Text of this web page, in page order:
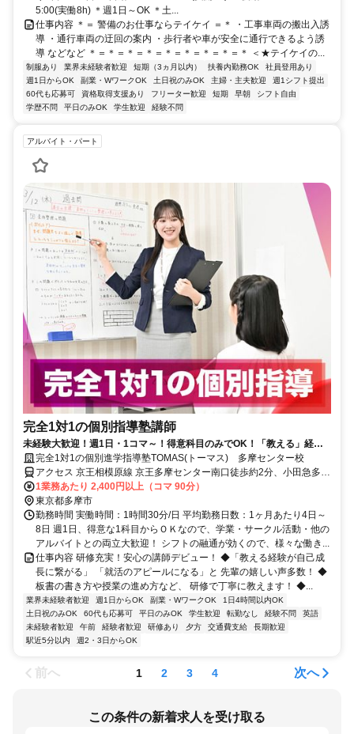
5:00(実働8h) ＊週1日～OK ＊土...
仕事内容 ＊＝ 警備のお仕事ならテイケイ ＝＊ ・工事車両の搬出入誘
導 ・通行車両の迂回の案内 ・歩行者や車が安全に通行できるよう誘
導 などなど ＊＝＊＝＊＝＊＝＊＝＊＝＊＝＊＝＊ ＜★テイケイの...
制服あり 業界未経験者歓迎 短期（3ヵ月以内） 扶養内勤務OK
社員登用あり
週1日からOK
副業・WワークOK 土日祝のみOK 主婦・主夫歓迎
週1シフト提出
60代も応募可
資格取得支援あり フリーター歓迎 短期 早朝
シフト自由
学歴不問
平日のみOK 学生歓迎 経験不問
アルバイト・パート
完全1対1の個別指導塾講師
未経験大歓迎！週1日・1コマ～！得意科目のみでOK！「教える」経験
が就活にも役立つと大好評！
完全1対1の個別進学指導塾TOMAS(トーマス) 多摩センター校
アクセス 京王相模原線 京王多摩センター南口徒歩約2分、小田急多摩
線/小田急小田原線 小田急多摩センター南口徒歩約2分、多摩都市モノ
レール線 多摩センター出口2徒歩約4分
1業務あたり 2,400円以上（コマ 90分）
東京都多摩市
勤務時間 実働時間：1時間30分/日 平均勤務日数：1ヶ月あたり4日～
8日 週1日、得意な1科目からＯＫなので、学業・サークル活動・他の
アルバイトとの両立大歓迎！ シフトの融通が効くので、様々な働き...
仕事内容 研修充実！安心の講師デビュー！ ◆「教える経験が自己成
長に繋がる」 「就活のアピールになる」と 先輩の嬉しい声多数！ ◆
板書の書き方や授業の進め方など、 研修で丁寧に教えます！ ◆...
業界未経験者歓迎 週1日からOK 副業・WワークOK
1日4時間以内OK
土日祝のみOK
60代も応募可 平日のみOK 学生歓迎 転勤なし 経験不問
英語
未経験者歓迎
午前 経験者歓迎 研修あり 夕方 交通費支給
長期歓迎
駅近5分以内
週2・3日からOK
前へ 1 2 3 4 次へ
この条件の新着求人を受け取る